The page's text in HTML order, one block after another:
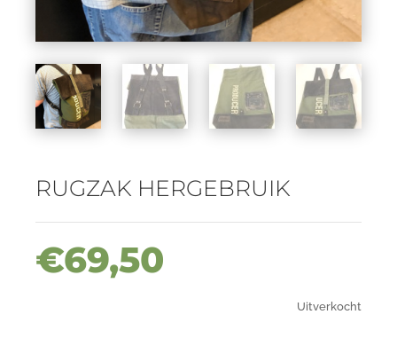
RUGZAK HERGEBRUIK
€69,50
Uitverkocht